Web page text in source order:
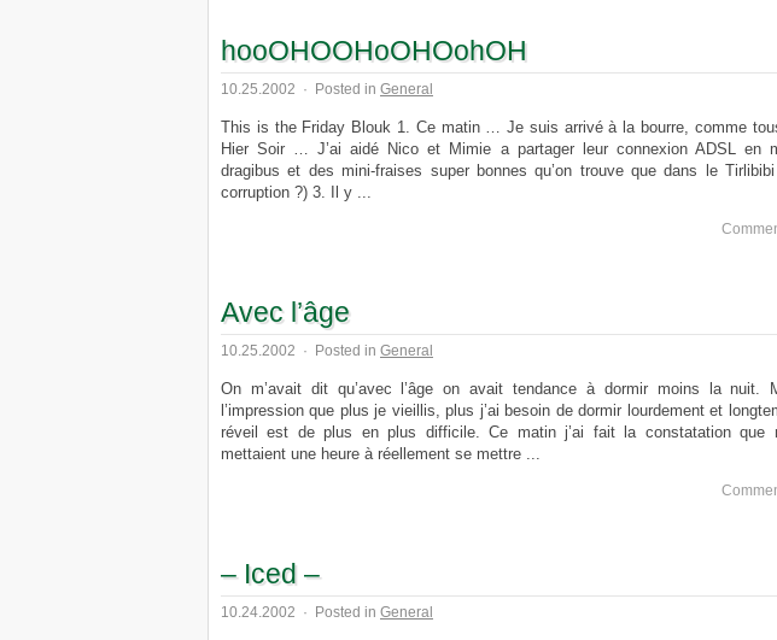
hooOHOOHoOHOohOH
10.25.2002 · Posted in General
This is the Friday Blouk 1. Ce matin … Je suis arrivé à la bourre, comme
Hier Soir … J’ai aidé Nico et Mimie a partager leur connexion ADSL en
dragibus et des mini-fraises super bonnes qu’on trouve que dans le
corruption ?) 3. Il y ...
Avec l’âge
10.25.2002 · Posted in General
On m’avait dit qu’avec l’âge on avait tendance à dormir moins la nuit.
l’impression que plus je vieillis, plus j’ai besoin de dormir lourdement et
réveil est de plus en plus difficile. Ce matin j’ai fait la constatation que
mettaient une heure à réellement se mettre ...
– Iced –
10.24.2002 · Posted in General